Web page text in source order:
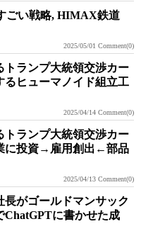
ごい戦略, HIMAX鉄道
2025/05/01 Comment(0)
トランプ大統領交渉カー
るヒューマノイド組立工
2025/04/14 Comment(0)
トランプ大統領交渉カー
に投資→雇用創出←部品
2025/04/13 Comment(0)
がゴールドマンサック
ChatGPTに書かせた成